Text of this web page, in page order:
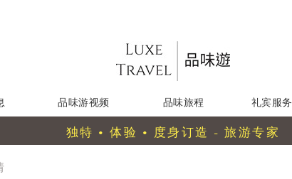
品味游视频 品味旅程 礼宾服务
独特 • 体验 • 度身订造 - 旅游专家